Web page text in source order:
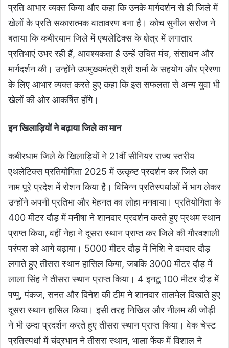
प्रति आभार व्यक्त किया और कहा कि उनके मार्गदर्शन से ही जिले में
खेलों के प्रति सकारात्मक वातावरण बना है। कोच सुनील सरोज ने
बताया कि कबीरधाम जिले में एथलेटिक्स के क्षेत्र में लगातार
प्रतिभाएं उभर रही हैं, आवश्यकता है उन्हें उचित मंच, संसाधन और
मार्गदर्शन की। उन्होंने उपमुख्यमंत्री श्री शर्मा के सहयोग और प्रेरणा
के लिए आभार व्यक्त करते हुए कहा कि इस सफलता से अन्य युवा भी
खेलों की ओर आकर्षित होंगे।
इन खिलाड़ियों ने बढ़ाया जिले का मान
कबीरधाम जिले के खिलाड़ियों ने 21वीं सीनियर राज्य स्तरीय
एथलेटिक्स प्रतियोगिता 2025 में उत्कृष्ट प्रदर्शन कर जिले का
नाम पूरे प्रदेश में रोशन किया है। विभिन्न प्रतिस्पर्धाओं में भाग लेकर
उन्होंने अपनी प्रतिभा और मेहनत का लोहा मनवाया। प्रतियोगिता के
400 मीटर दौड़ में मनीषा ने शानदार प्रदर्शन करते हुए प्रथम स्थान
प्राप्त किया, वहीं नेहा ने दूसरा स्थान प्राप्त कर जिले की गौरवशाली
परंपरा को आगे बढ़ाया। 5000 मीटर दौड़ में निशि ने दमदार दौड़
लगाते हुए तीसरा स्थान हासिल किया, जबकि 3000 मीटर दौड़ में
लाला सिंह ने तीसरा स्थान प्राप्त किया। 4 इनटू 100 मीटर दौड़ में
पप्पु, पंकज, सनत और दिनेश की टीम ने शानदार तालमेल दिखाते हुए
दूसरा स्थान हासिल किया। इसी तरह निखिल और नीलम की जोड़ी
ने भी उम्दा प्रदर्शन करते हुए तीसरा स्थान प्राप्त किया। वेक चेस्ट
प्रतिस्पर्धा में चंद्रभान ने तीसरा स्थान, भाला फेंक में विशाल ने